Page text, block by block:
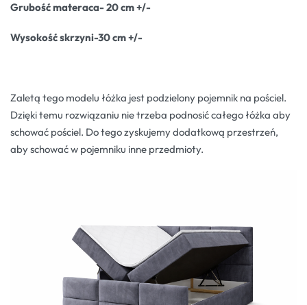
Grubość materaca- 20 cm +/-
Wysokość skrzyni-30 cm +/-
Zaletą tego modelu łóżka jest podzielony pojemnik na pościel.
Dzięki temu rozwiązaniu nie trzeba podnosić całego łóżka aby
schować pościel. Do tego zyskujemy dodatkową przestrzeń,
aby schować w pojemniku inne przedmioty.